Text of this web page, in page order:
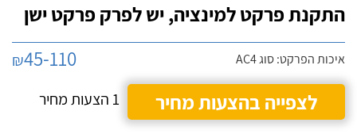
התקנת פרקט למינציה, יש לפרק פרקט ישן
איכות הפרקט: סוג AC4 ₪45-110
לצפייה בהצעות מחיר
1 הצעות מחיר